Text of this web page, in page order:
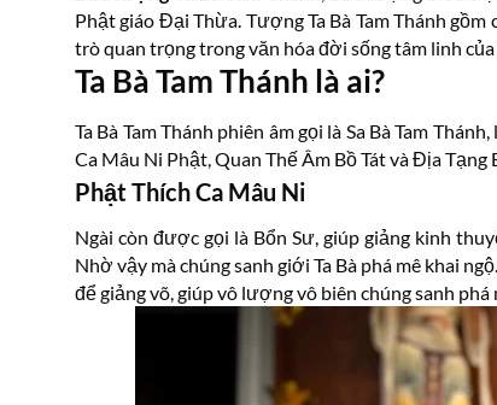
Phật giáo Đại Thừa. Tượng Ta Bà Tam Thánh gồm
trò quan trọng trong văn hóa đời sống tâm linh
Ta Bà Tam Thánh là ai?
Ta Bà Tam Thánh phiên âm gọi là Sa Bà Tam
Ca Mâu Ni Phật, Quan Thế Âm Bồ Tát và Địa Tạng
Phật Thích Ca Mâu Ni
Ngài còn được gọi là Bổn Sư, giúp giảng kinh
Nhờ vậy mà chúng sanh giới Ta Bà phá mê khai
để giảng võ, giúp vô lượng vô biên chúng sanh